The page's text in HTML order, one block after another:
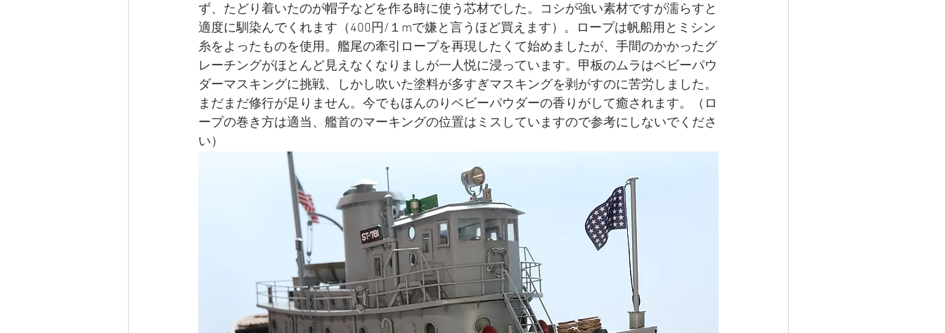
ず、たどり着いたのが帽子などを作る時に使う芯材でした。コシが強い素材ですが濡らすと
適度に馴染んでくれます（400円/１mで嫌と言うほど買えます）。ロープは帆船用とミシン
糸をよったものを使用。艦尾の牽引ロープを再現したくて始めましたが、手間のかかったグ
レーチングがほとんど見えなくなりましが一人悦に浸っています。甲板のムラはベビーパウ
ダーマスキングに挑戦、しかし吹いた塗料が多すぎマスキングを剥がすのに苦労しました。
まだまだ修行が足りません。今でもほんのりベビーパウダーの香りがして癒されます。（ロ
ープの巻き方は適当、艦首のマーキングの位置はミスしていますので参考にしないでくださ
い）